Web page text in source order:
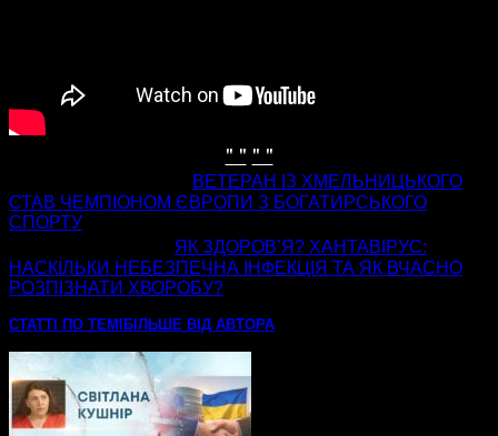
" " " "
ВЕТЕРАН ІЗ ХМЕЛЬНИЦЬКОГО
СТАВ ЧЕМПІОНОМ ЄВРОПИ З БОГАТИРСЬКОГО
СПОРТУ
ЯК ЗДОРОВʼЯ? ХАНТАВІРУС:
НАСКІЛЬКИ НЕБЕЗПЕЧНА ІНФЕКЦІЯ ТА ЯК ВЧАСНО
РОЗПІЗНАТИ ХВОРОБУ?
СТАТТІ ПО ТЕМІ БІЛЬШЕ ВІД АВТОРА